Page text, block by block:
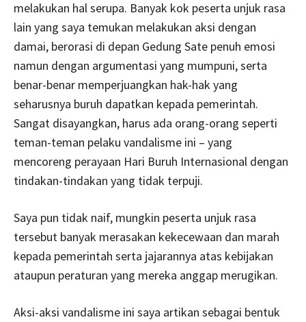
melakukan hal serupa. Banyak kok peserta unjuk rasa
lain yang saya temukan melakukan aksi dengan
damai, berorasi di depan Gedung Sate penuh emosi
namun dengan argumentasi yang mumpuni, serta
benar-benar memperjuangkan hak-hak yang
seharusnya buruh dapatkan kepada pemerintah.
Sangat disayangkan, harus ada orang-orang seperti
teman-teman pelaku vandalisme ini – yang
mencoreng perayaan Hari Buruh Internasional dengan
tindakan-tindakan yang tidak terpuji.
Saya pun tidak naif, mungkin peserta unjuk rasa
tersebut banyak merasakan kekecewaan dan marah
kepada pemerintah serta jajarannya atas kebijakan
ataupun peraturan yang mereka anggap merugikan.
Aksi-aksi vandalisme ini saya artikan sebagai bentuk